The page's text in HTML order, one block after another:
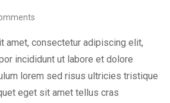
amet, consectetur adipiscing elit,
incididunt ut labore et dolore
lorem sed risus ultricies tristique
eget sit amet tellus cras